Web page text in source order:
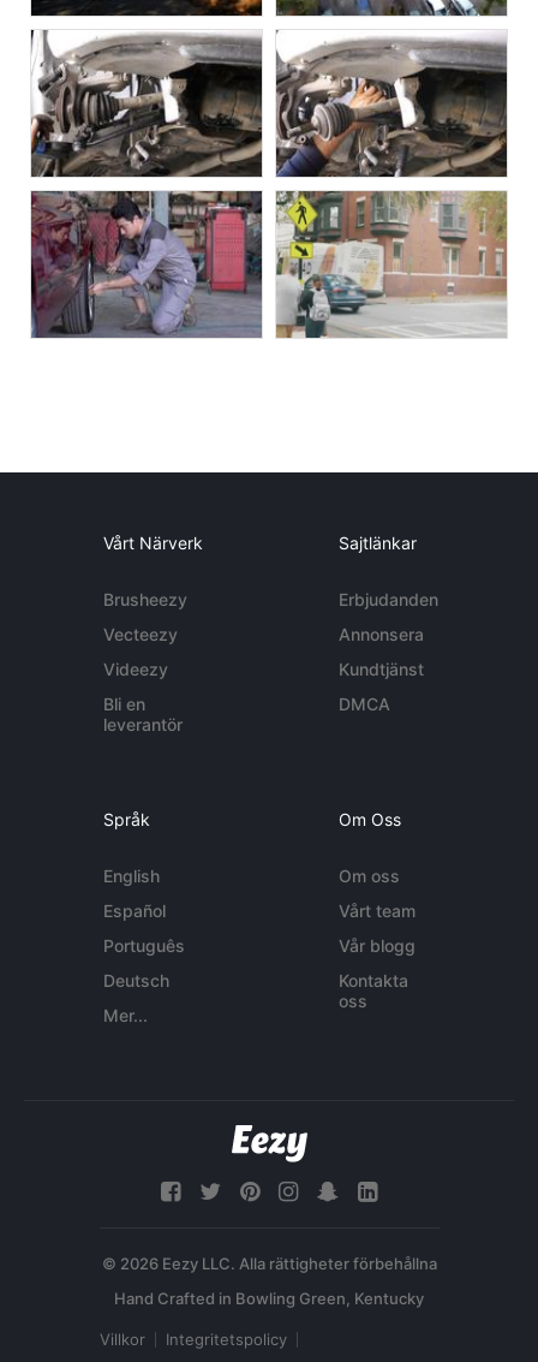
Vårt Närverk
Brusheezy
Vecteezy
Videezy
Bli en
leverantör
Sajtlänkar
Erbjudanden
Annonsera
Kundtjänst
DMCA
Språk
English
Español
Português
Deutsch
Mer...
Om Oss
Om oss
Vårt team
Vår blogg
Kontakta
oss
© 2026 Eezy LLC. Alla rättigheter förbehållna
Villkor Integritetspolicy